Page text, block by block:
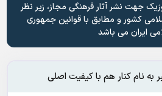
جهت نشر آثار فرهنگی مجاز، زیر نظر
کشور و مطابق با قوانین جمهوری
ایران می باشد
به نام کنار هم با کیفیت اصلی